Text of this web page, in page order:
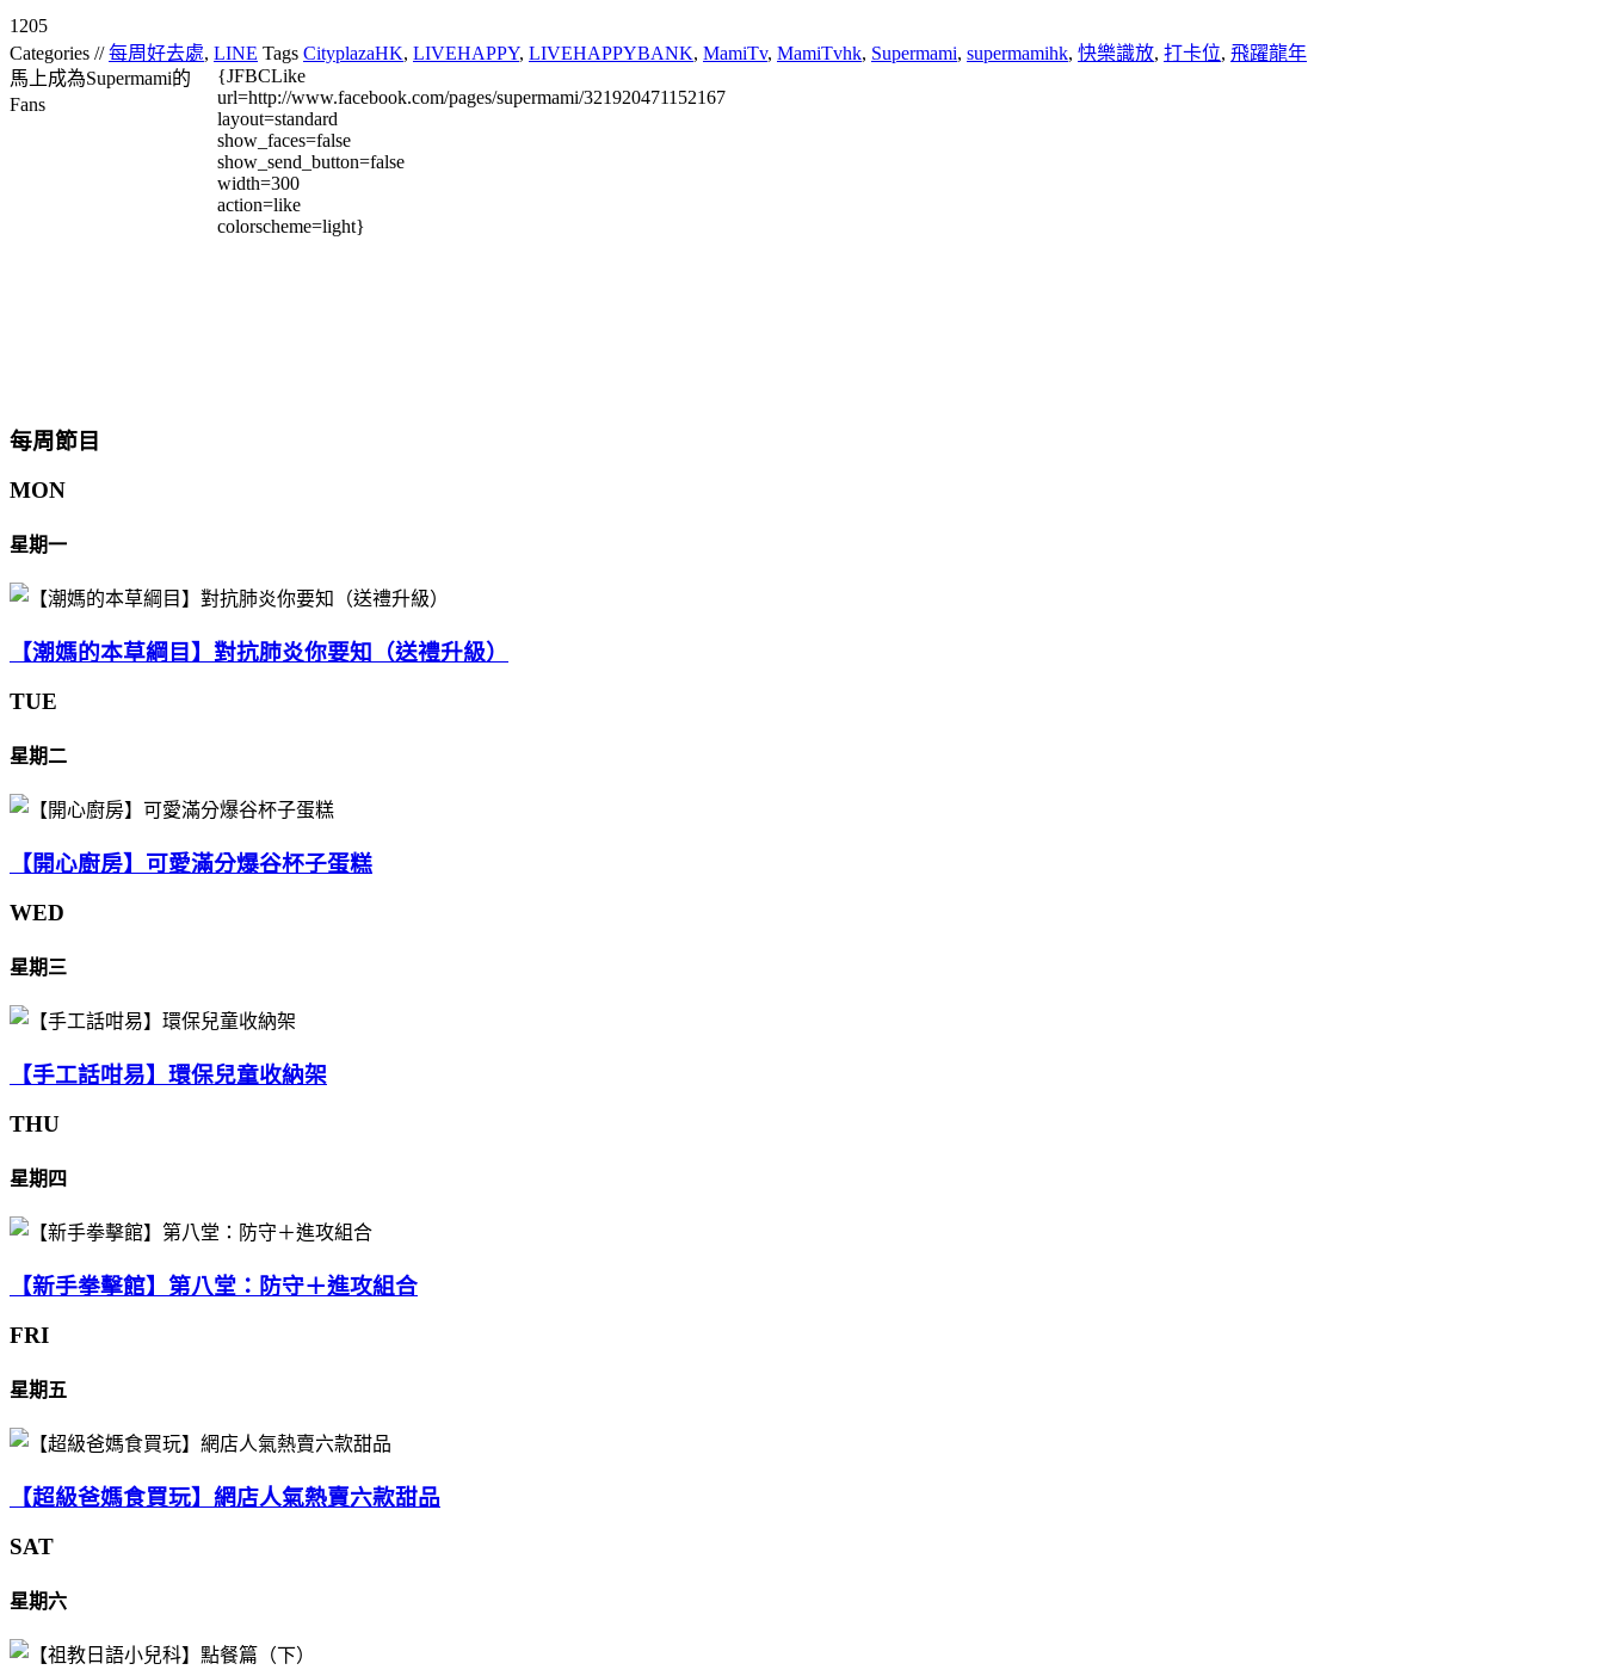
1205
Categories //每周好去處, LINE Tags CityplazaHK, LIVEHAPPY, LIVEHAPPYBANK, MamiTv, MamiTvhk, Supermami, supermamihk, 快樂識放, 打卡位, 飛躍龍年
馬上成為Supermami的
Fans
{JFBCLike
url=http://www.facebook.com/pages/supermami/321920471152167
layout=standard
show_faces=false
show_send_button=false
width=300
action=like
colorscheme=light}
每周節目
MON
星期一
【潮媽的本草綱目】對抗肺炎你要知（送禮升級）
TUE
星期二
【開心廚房】可愛滿分爆谷杯子蛋糕
WED
星期三
【手工話咁易】環保兒童收納架
THU
星期四
【新手拳擊館】第八堂：防守＋進攻組合
FRI
星期五
【超級爸媽食買玩】網店人氣熱賣六款甜品
SAT
星期六